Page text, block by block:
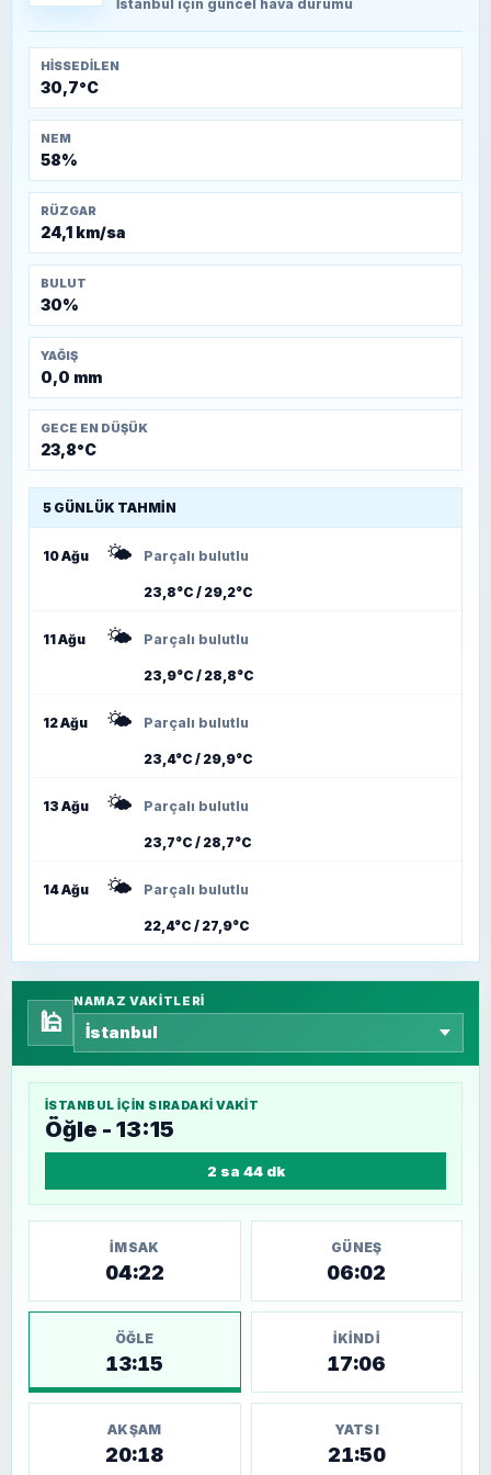
Kütahya-Eskişehir Muharebeleri (10-24
İstanbul için güncel hava durumu
HISSEDILEN
30,7°C
NEM
58%
RÜZGAR
24,1 km/sa
BULUT
30%
YAĞIŞ
0,0 mm
GECE EN DÜŞÜK
23,8°C
5 GÜNLÜK TAHMIN
10 Ağu 🌤️ Parçalı bulutlu
23,8°C / 29,2°C
11 Ağu 🌤️ Parçalı bulutlu
23,9°C / 28,8°C
12 Ağu 🌤️ Parçalı bulutlu
23,4°C / 29,9°C
13 Ağu 🌤️ Parçalı bulutlu
23,7°C / 28,7°C
14 Ağu 🌤️ Parçalı bulutlu
22,4°C / 27,9°C
🕌
NAMAZ VAKITLERI
İSTANBUL IÇIN SIRADAKI VAKIT
Öğle - 13:15
2 sa 44 dk
İMSAK
04:22
GÜNEŞ
06:02
ÖĞLE
13:15
İKINDI
17:06
AKŞAM
20:18
YATSI
21:50